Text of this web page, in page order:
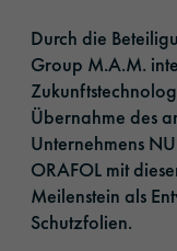
Durch die
Group M.A.M.
Übernahme des
Unternehmens
ORAFOL mit
Meilenstein als
Schutzfolien.